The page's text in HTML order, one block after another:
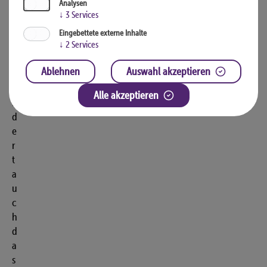
r
d
e
r
t
a
u
c
h
d
a
s
Analysen
↓ 3 Services
Eingebettete externe Inhalte
↓ 2Services
Ablehnen
Auswahl akzeptieren
Alle akzeptieren